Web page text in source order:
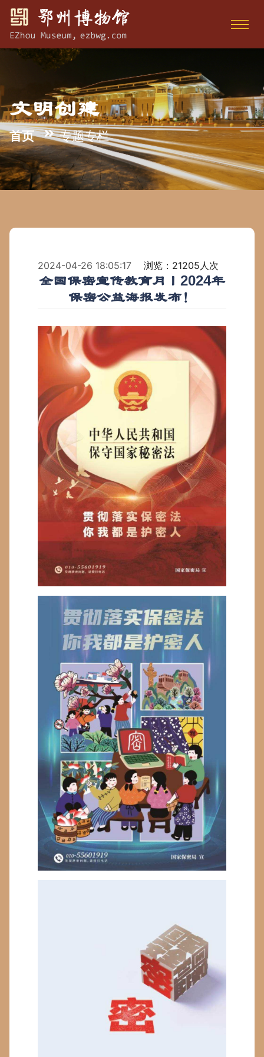
文明创建
首页 专题专栏
2024-04-26 18:05:17 浏览：21205人次
全国保密宣传教育月丨2024年
保密公益海报发布！